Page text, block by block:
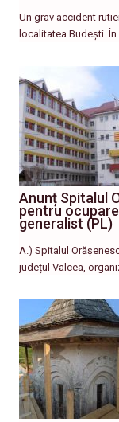
Un grav accident
localitatea Budești.
Anunț Spitalul
pentru
generalist (PL)
A.) Spitalul
județul Valcea,